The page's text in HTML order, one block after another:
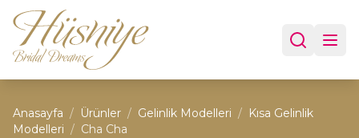
Anasayfa / Ürünler / Gelinlik Modelleri / Kısa Gelinlik
Modelleri / Cha Cha